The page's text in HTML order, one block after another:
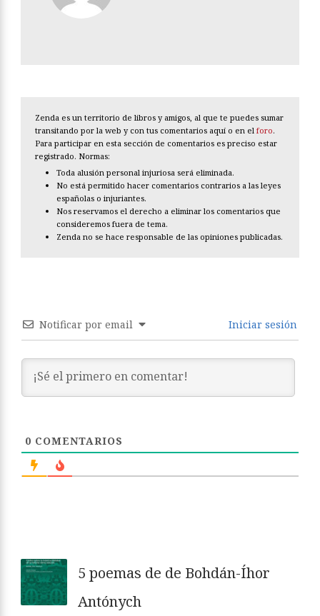
Zenda es un territorio de libros y amigos, al que te puedes sumar
transitando por la web y con tus comentarios aquí o en el foro.
Para participar en esta sección de comentarios es preciso estar
registrado. Normas:
Toda alusión personal injuriosa será eliminada.
No está permitido hacer comentarios contrarios a las leyes
españolas o injuriantes.
Nos reservamos el derecho a eliminar los comentarios que
consideremos fuera de tema.
Zenda no se hace responsable de las opiniones publicadas.
Notificar por email Iniciar sesión
0 COMENTARIOS
5 poemas de de Bohdán-Íhor
Antónych